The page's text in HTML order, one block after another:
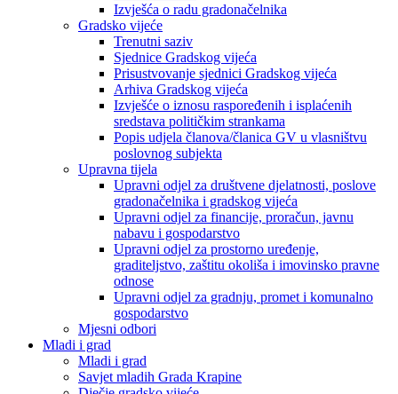
Izvješća o radu gradonačelnika
Gradsko vijeće
Trenutni saziv
Sjednice Gradskog vijeća
Prisustvovanje sjednici Gradskog vijeća
Arhiva Gradskog vijeća
Izvješće o iznosu raspoređenih i isplaćenih
sredstava političkim strankama
Popis udjela članova/članica GV u vlasništvu
poslovnog subjekta
Upravna tijela
Upravni odjel za društvene djelatnosti, poslove
gradonačelnika i gradskog vijeća
Upravni odjel za financije, proračun, javnu
nabavu i gospodarstvo
Upravni odjel za prostorno uređenje,
graditeljstvo, zaštitu okoliša i imovinsko pravne
odnose
Upravni odjel za gradnju, promet i komunalno
gospodarstvo
Mjesni odbori
Mladi i grad
Mladi i grad
Savjet mladih Grada Krapine